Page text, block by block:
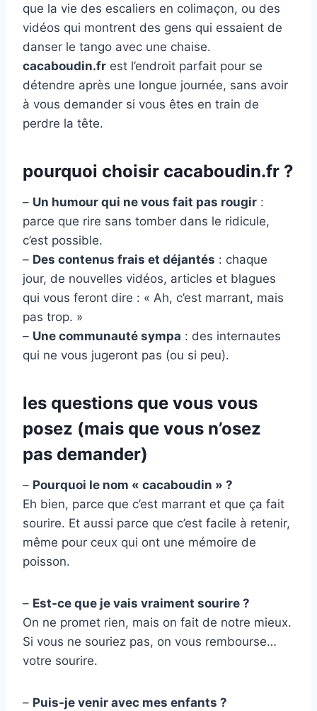
que la vie des escaliers en colimaçon, ou des
vidéos qui montrent des gens qui essaient de
danser le tango avec une chaise.
cacaboudin.fr est l’endroit parfait pour se
détendre après une longue journée, sans avoir
à vous demander si vous êtes en train de
perdre la tête.
pourquoi choisir cacaboudin.fr ?
– Un humour qui ne vous fait pas rougir :
parce que rire sans tomber dans le ridicule,
c’est possible.
– Des contenus frais et déjantés : chaque
jour, de nouvelles vidéos, articles et blagues
qui vous feront dire : « Ah, c’est marrant, mais
pas trop. »
– Une communauté sympa : des internautes
qui ne vous jugeront pas (ou si peu).
les questions que vous vous
posez (mais que vous n’osez
pas demander)
– Pourquoi le nom « cacaboudin » ?
Eh bien, parce que c’est marrant et que ça fait
sourire. Et aussi parce que c’est facile à retenir,
même pour ceux qui ont une mémoire de
poisson.
– Est-ce que je vais vraiment sourire ?
On ne promet rien, mais on fait de notre mieux.
Si vous ne souriez pas, on vous rembourse…
votre sourire.
– Puis-je venir avec mes enfants ?